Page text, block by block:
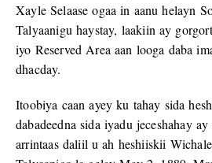
Xayle Selaase ogaa in aanu helayn
Talyaanigu haystay, laakiin ay
iyo Reserved Area aan looga daba
dhacday.
Itoobiya caan ayey ku tahay sida
dabadeedna sida iyadu jeceshahay
arrintaas daliil u ah heshiiskii